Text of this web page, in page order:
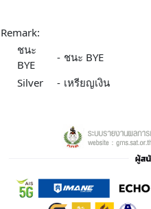
Remark:
ชนะ
BYE
- ชนะ BYE
Silver
- เหรียญเงิน